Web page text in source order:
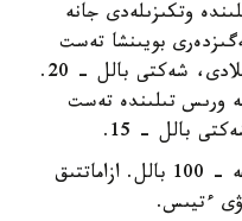
وتكىزىلەدى جانە
نەگىزدەرى بويىنشا تەست
قازاق نەمەسە ورىس تىلىندە تاپسىرىلادى، شەكتى بالل - 20.
ورىس تىلىندە تەست
بالل - 15.
جالپى تەستىلەۋدە ەڭ جوعارى ناتيجە - 100 بالل. ازاماتتىق